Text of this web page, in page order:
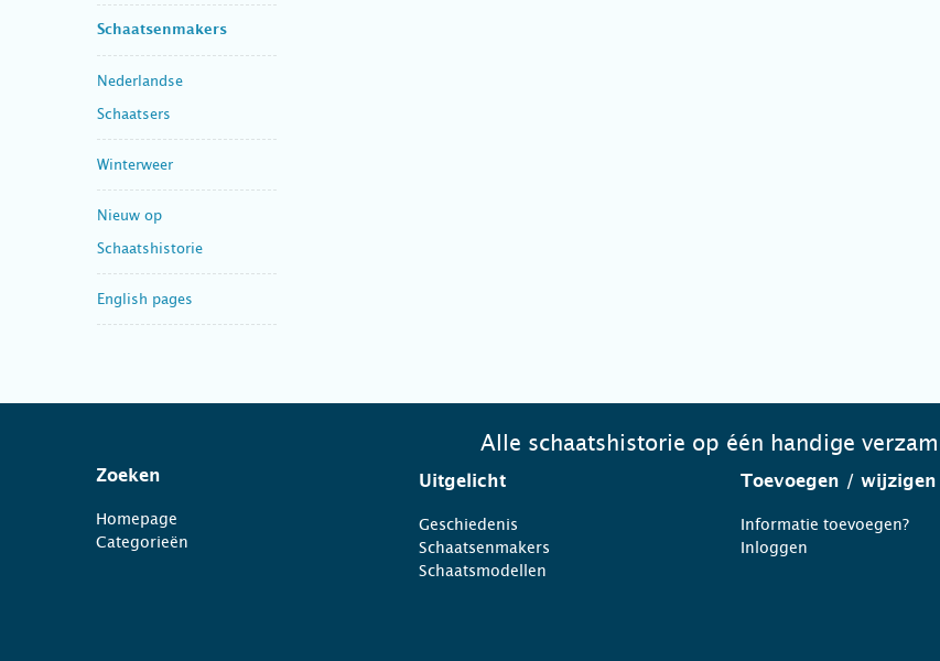
Schaatsenmakers
Nederlandse
Schaatsers
Winterweer
Nieuw op
Schaatshistorie
English pages
Alle schaatshistorie op één handige
Zoeken
Homepage
Categorieën
Uitgelicht
Geschiedenis
Schaatsenmakers
Schaatsmodellen
Toevoegen / wijzigen
Informatie toevoegen?
Inloggen